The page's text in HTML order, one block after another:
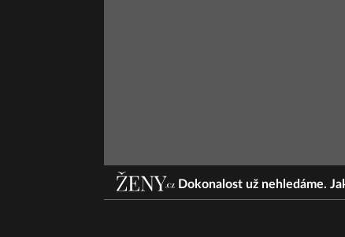
Dokonalost už nehledáme.